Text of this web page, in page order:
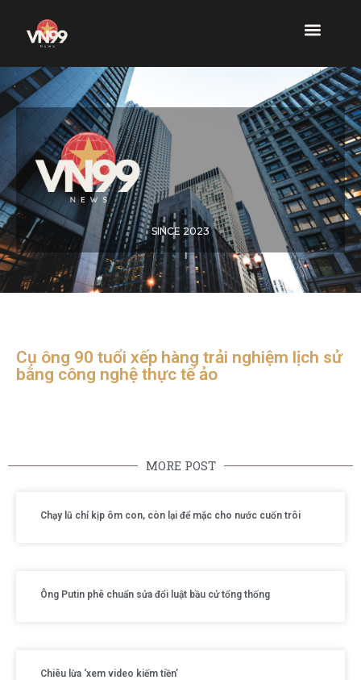
SINCE 2023
Cụ ông 90 tuổi xếp hàng trải nghiệm lịch sử
bằng công nghệ thực tế ảo
MORE POST
Chạy lũ chỉ kịp ôm con, còn lại để mặc cho nước cuốn trôi
Ông Putin phê chuẩn sửa đổi luật bầu cử tổng thống
Chiêu lừa ‘xem video kiếm tiền’